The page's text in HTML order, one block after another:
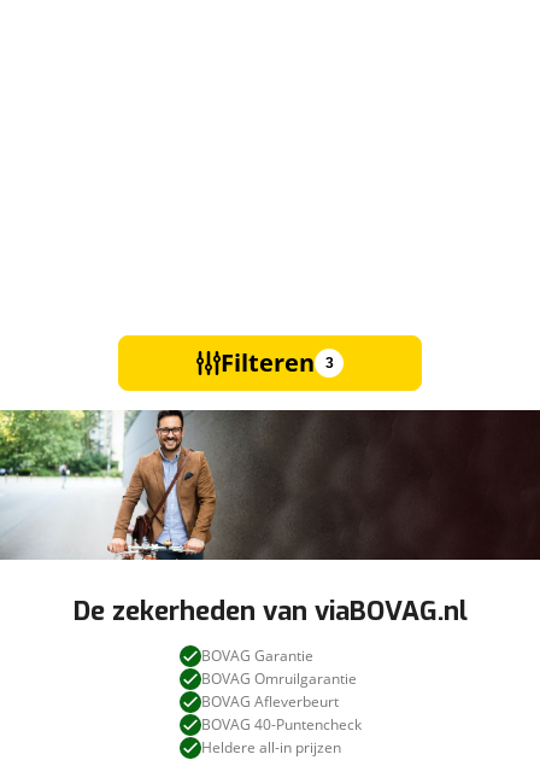
Filteren 3
De zekerheden van viaBOVAG.nl
BOVAG Garantie
BOVAG Omruilgarantie
BOVAG Afleverbeurt
BOVAG 40-Puntencheck
Heldere all-in prijzen